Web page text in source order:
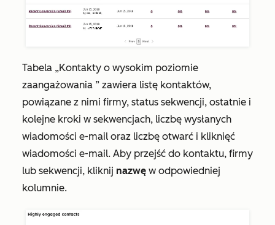
Tabela „Kontakty o wysokim poziomie
zaangażowania ” zawiera listę kontaktów,
powiązane z nimi firmy, status sekwencji, ostatnie i
kolejne kroki w sekwencjach, liczbę wysłanych
wiadomości e-mail oraz liczbę otwarć i kliknięć
wiadomości e-mail. Aby przejść do kontaktu, firmy
lub sekwencji, kliknij nazwę w odpowiedniej
kolumnie.